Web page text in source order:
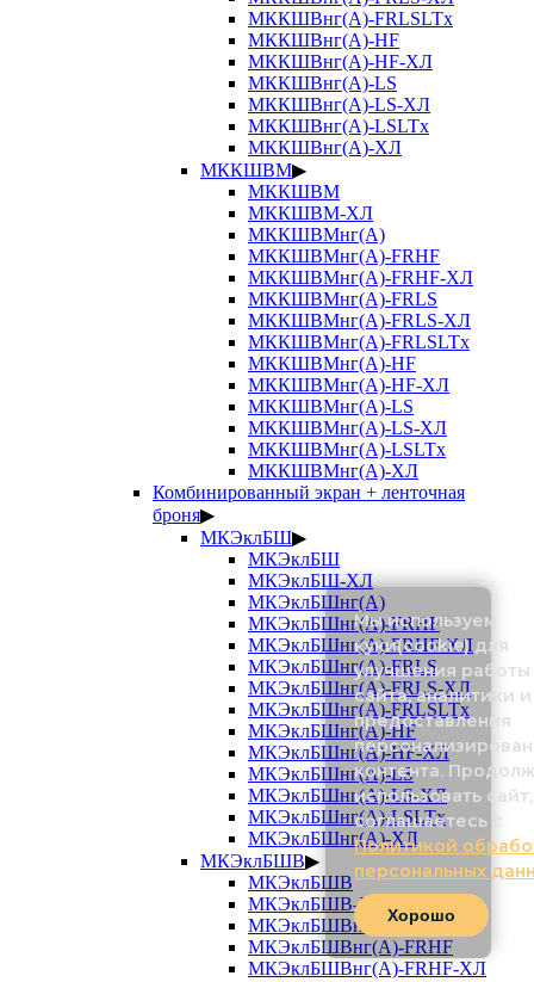
МККШВнг(А)-FRLSLTx
МККШВнг(А)-HF
МККШВнг(А)-HF-ХЛ
МККШВнг(А)-LS
МККШВнг(А)-LS-ХЛ
МККШВнг(А)-LSLTx
МККШВнг(А)-ХЛ
МККШВМ▶
МККШВМ
МККШВМ-ХЛ
МККШВМнг(А)
МККШВМнг(А)-FRHF
МККШВМнг(А)-FRHF-ХЛ
МККШВМнг(А)-FRLS
МККШВМнг(А)-FRLS-ХЛ
МККШВМнг(А)-FRLSLTx
МККШВМнг(А)-HF
МККШВМнг(А)-HF-ХЛ
МККШВМнг(А)-LS
МККШВМнг(А)-LS-ХЛ
МККШВМнг(А)-LSLTx
МККШВМнг(А)-ХЛ
Комбинированный экран + ленточная
броня▶
МКЭклБШ▶
МКЭклБШ
МКЭклБШ-ХЛ
МКЭклБШнг(А)
МКЭклБШнг(А)-FRHF
МКЭклБШнг(А)-FRHF-ХЛ
МКЭклБШнг(А)-FRLS
МКЭклБШнг(А)-FRLS-ХЛ
МКЭклБШнг(А)-FRLSLTx
МКЭклБШнг(А)-HF
МКЭклБШнг(А)-HF-ХЛ
МКЭклБШнг(А)-LS
МКЭклБШнг(А)-LS-ХЛ
МКЭклБШнг(А)-LSLTx
МКЭклБШнг(А)-ХЛ
МКЭклБШВ▶
МКЭклБШВ
МКЭклБШВ-ХЛ
МКЭклБШВнг(А)
МКЭклБШВнг(А)-FRHF
МКЭклБШВнг(А)-FRHF-ХЛ
Мы используем
куки(cookie) для
улучшения работы
сайта, аналитики и
предоставления
контента.
использовать
соглашаетесь с
Политикой
персональных
Хорошо